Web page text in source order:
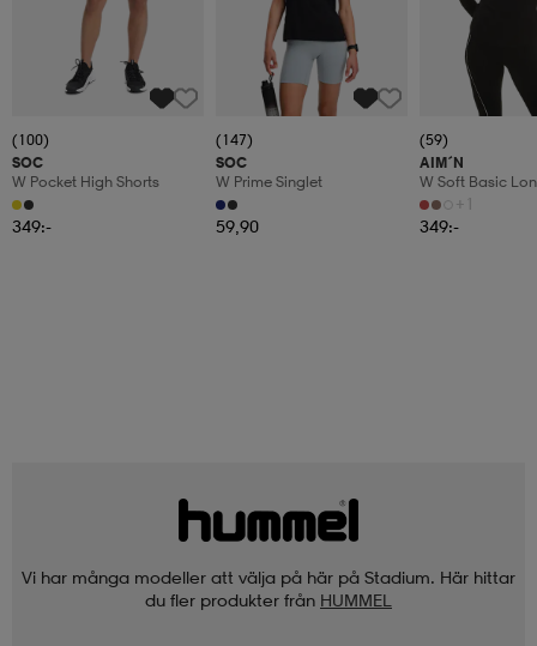
(100)
SOC
W Pocket High Shorts
349:-
(147)
SOC
W Prime Singlet
59,90
(59)
AIM´N
W Soft Basic
+1
349:-
Vi har många modeller att välja på här på Stadium. Här hittar
du fler produkter från HUMMEL